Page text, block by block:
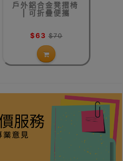
戶外鋁合金凳摺椅
| 可折疊便攜
$63 $70